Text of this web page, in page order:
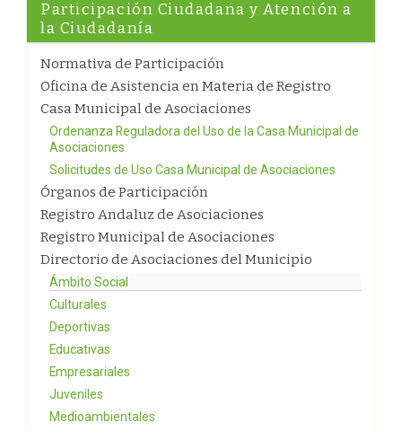
Participación Ciudadana y Atención a
la Ciudadanía
Normativa de Participación
Oficina de Asistencia en Materia de Registro
Casa Municipal de Asociaciones
Ordenanza Reguladora del Uso de la Casa Municipal de
Asociaciones
Solicitudes de Uso Casa Municipal de Asociaciones
Órganos de Participación
Registro Andaluz de Asociaciones
Registro Municipal de Asociaciones
Directorio de Asociaciones del Municipio
Ámbito Social
Culturales
Deportivas
Educativas
Empresariales
Juveniles
Medioambientales